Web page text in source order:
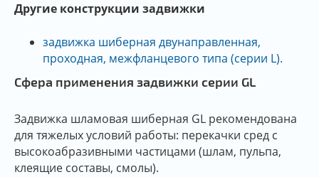
Другие конструкции задвижки
задвижка шиберная двунаправленная,
проходная, межфланцевого типа (серии L).
Сфера применения задвижки серии GL
Задвижка шламовая шиберная GL рекомендована
для тяжелых условий работы: перекачки сред с
высокоабразивными частицами (шлам, пульпа,
клеящие составы, смолы).